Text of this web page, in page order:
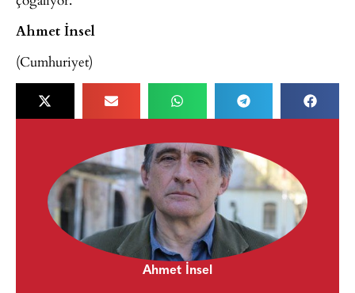
Ahmet İnsel
(Cumhuriyet)
Ahmet İnsel